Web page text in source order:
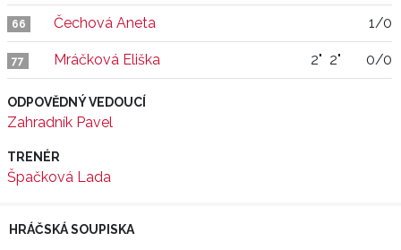
66 Čechová Aneta 1/0
77 Mráčková Eliška 2" 2" 0/0
ODPOVĚDNÝ VEDOUCÍ
Zahradník Pavel
TRENÉR
Špačková Lada
HRÁČSKÁ SOUPISKA